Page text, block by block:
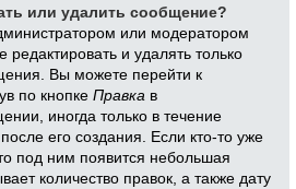
или удалить сообщение?
или модератором
и удалять только
Вы можете перейти к
по кнопкеПравка в
иногда только в течение
его создания. Если кто-то уже
под ним появится небольшая
количество правок, а также дату